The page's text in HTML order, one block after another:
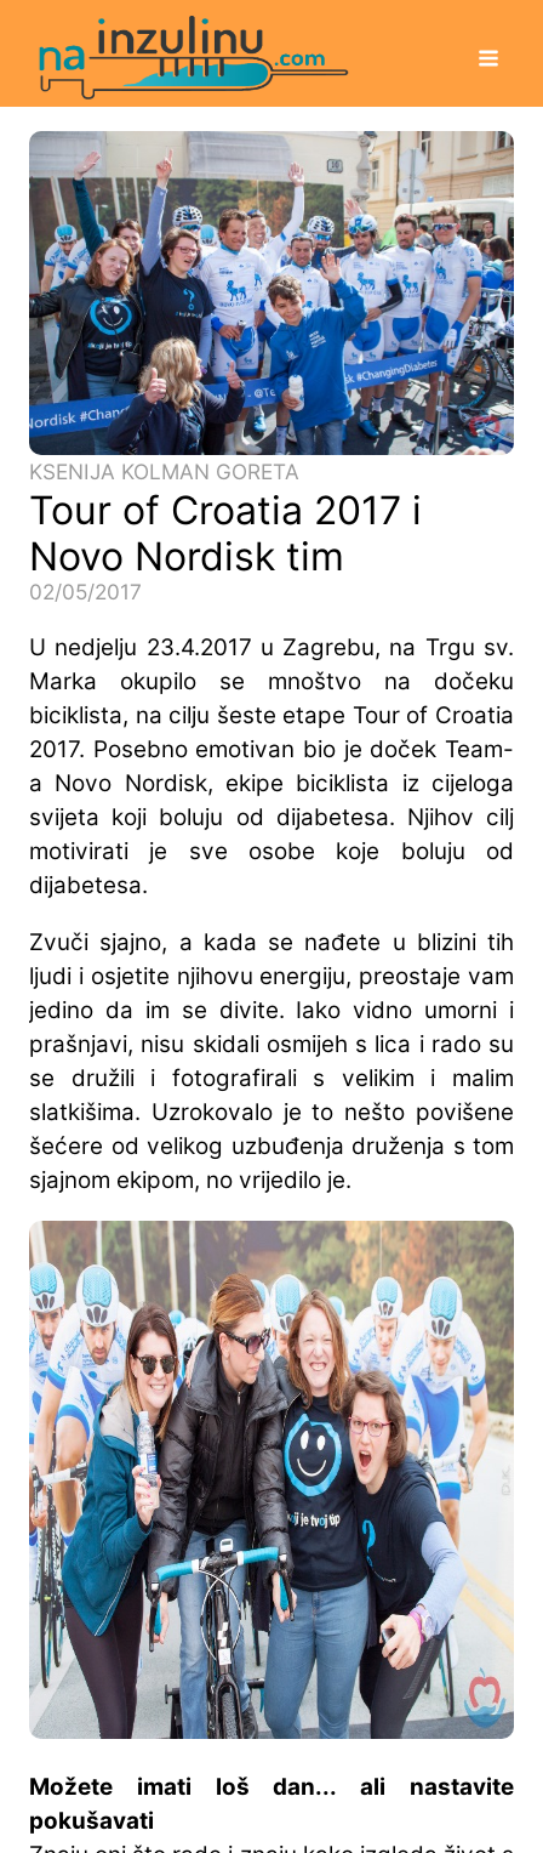
KSENIJA KOLMAN GORETA
Tour of Croatia 2017 i
Novo Nordisk tim
02/05/2017
U nedjelju 23.4.2017 u Zagrebu, na Trgu sv.
Marka okupilo se mnoštvo na dočeku
biciklista, na cilju šeste etape Tour of Croatia
2017. Posebno emotivan bio je doček Team-
a Novo Nordisk, ekipe biciklista iz cijeloga
svijeta koji boluju od dijabetesa. Njihov cilj
motivirati je sve osobe koje boluju od
dijabetesa.
Zvuči sjajno, a kada se nađete u blizini tih
ljudi i osjetite njihovu energiju, preostaje vam
jedino da im se divite. Iako vidno umorni i
prašnjavi, nisu skidali osmijeh s lica i rado su
se družili i fotografirali s velikim i malim
slatkišima. Uzrokovalo je to nešto povišene
šećere od velikog uzbuđenja druženja s tom
sjajnom ekipom, no vrijedilo je.
Možete imati loš dan... ali nastavite
pokušavati